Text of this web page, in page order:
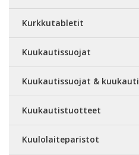
Kurkkutabletit
Kuukautissuojat
Kuukautissuojat &
Kuukautistuotteet
Kuulolaiteparistot